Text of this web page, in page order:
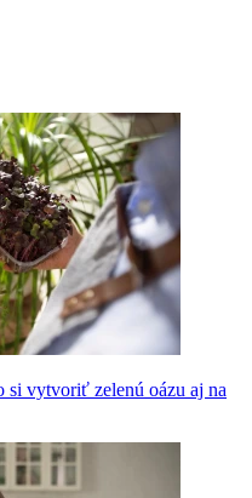
si vytvoriť zelenú oázu aj na